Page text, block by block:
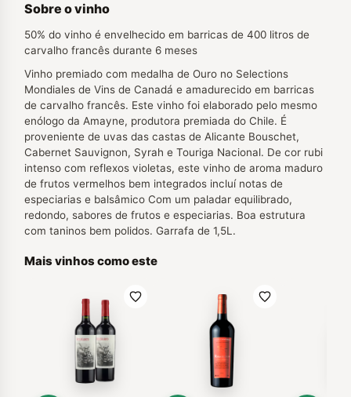
Sobre o vinho
50% do vinho é envelhecido em barricas de 400 litros de
carvalho francês durante 6 meses
Vinho premiado com medalha de Ouro no Selections
Mondiales de Vins de Canadá e amadurecido em barricas
de carvalho francês. Este vinho foi elaborado pelo mesmo
enólogo da Amayne, produtora premiada do Chile. É
proveniente de uvas das castas de Alicante Bouschet,
Cabernet Sauvignon, Syrah e Touriga Nacional. De cor rubi
intenso com reflexos violetas, este vinho de aroma maduro
de frutos vermelhos bem integrados incluí notas de
especiarias e balsâmico Com um paladar equilibrado,
redondo, sabores de frutos e especiarias. Boa estrutura
com taninos bem polidos. Garrafa de 1,5L.
Mais vinhos como este